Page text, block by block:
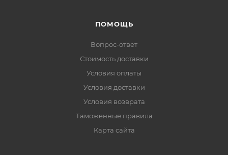
ПОМОЩЬ
Вопрос-ответ
Стоимость доставки
Условия оплаты
Условия доставки
Условия возврата
Таможенные правила
Карта сайта